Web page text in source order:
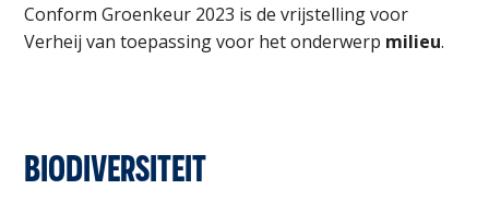
Conform Groenkeur 2023 is de vrijstelling voor
Verheij van toepassing voor het onderwerp milieu.
BIODIVERSITEIT